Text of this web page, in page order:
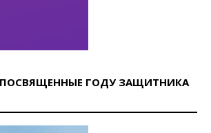
ГОДУ ЗАЩИТНИКА